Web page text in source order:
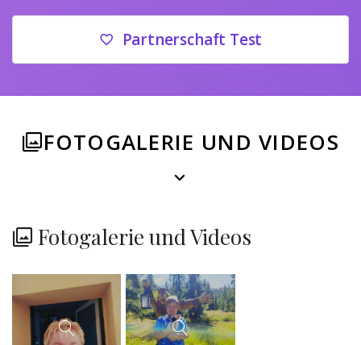
Partnerschaft Test
FOTOGALERIE UND VIDEOS
Fotogalerie und Videos